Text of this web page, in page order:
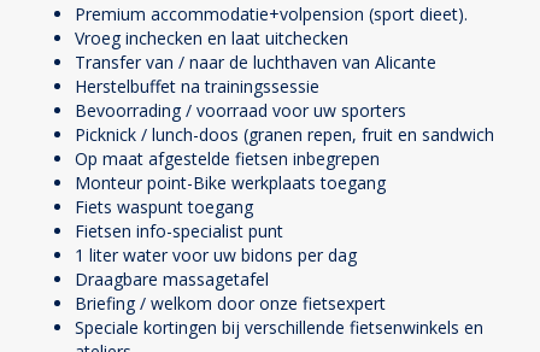
Premium accommodatie+volpension (sport dieet).
Vroeg inchecken en laat uitchecken
Transfer van / naar de luchthaven van Alicante
Herstelbuffet na trainingssessie
Bevoorrading / voorraad voor uw sporters
Picknick / lunch-doos (granen repen, fruit en sandwich
Op maat afgestelde fietsen inbegrepen
Monteur point-Bike werkplaats toegang
Fiets waspunt toegang
Fietsen info-specialist punt
1 liter water voor uw bidons per dag
Draagbare massagetafel
Briefing / welkom door onze fietsexpert
Speciale kortingen bij verschillende fietsenwinkels en